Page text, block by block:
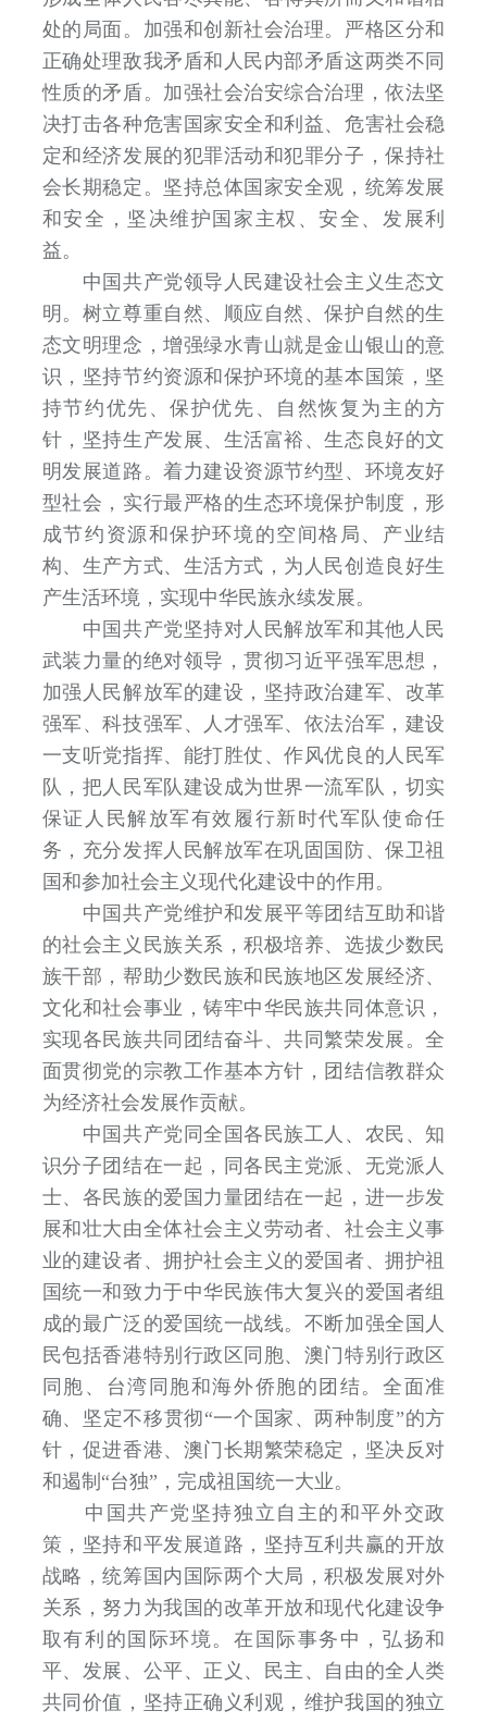
处的局面。加强和创新社会治理。严格区分和
正确处理敌我矛盾和人民内部矛盾这两类不同
性质的矛盾。加强社会治安综合治理，依法坚
决打击各种危害国家安全和利益、危害社会稳
定和经济发展的犯罪活动和犯罪分子，保持社
会长期稳定。坚持总体国家安全观，统筹发展
和安全，坚决维护国家主权、安全、发展利
益。
中国共产党领导人民建设社会主义生态文
明。树立尊重自然、顺应自然、保护自然的生
态文明理念，增强绿水青山就是金山银山的意
识，坚持节约资源和保护环境的基本国策，坚
持节约优先、保护优先、自然恢复为主的方
针，坚持生产发展、生活富裕、生态良好的文
明发展道路。着力建设资源节约型、环境友好
型社会，实行最严格的生态环境保护制度，形
成节约资源和保护环境的空间格局、产业结
构、生产方式、生活方式，为人民创造良好生
产生活环境，实现中华民族永续发展。
中国共产党坚持对人民解放军和其他人民
武装力量的绝对领导，贯彻习近平强军思想，
加强人民解放军的建设，坚持政治建军、改革
强军、科技强军、人才强军、依法治军，建设
一支听党指挥、能打胜仗、作风优良的人民军
队，把人民军队建设成为世界一流军队，切实
保证人民解放军有效履行新时代军队使命任
务，充分发挥人民解放军在巩固国防、保卫祖
国和参加社会主义现代化建设中的作用。
中国共产党维护和发展平等团结互助和谐
的社会主义民族关系，积极培养、选拔少数民
族干部，帮助少数民族和民族地区发展经济、
文化和社会事业，铸牢中华民族共同体意识，
实现各民族共同团结奋斗、共同繁荣发展。全
面贯彻党的宗教工作基本方针，团结信教群众
为经济社会发展作贡献。
中国共产党同全国各民族工人、农民、知
识分子团结在一起，同各民主党派、无党派人
士、各民族的爱国力量团结在一起，进一步发
展和壮大由全体社会主义劳动者、社会主义事
业的建设者、拥护社会主义的爱国者、拥护祖
国统一和致力于中华民族伟大复兴的爱国者组
成的最广泛的爱国统一战线。不断加强全国人
民包括香港特别行政区同胞、澳门特别行政区
同胞、台湾同胞和海外侨胞的团结。全面准
确、坚定不移贯彻“一个国家、两种制度”的方
针，促进香港、澳门长期繁荣稳定，坚决反对
和遏制“台独”，完成祖国统一大业。
中国共产党坚持独立自主的和平外交政
策，坚持和平发展道路，坚持互利共赢的开放
战略，统筹国内国际两个大局，积极发展对外
关系，努力为我国的改革开放和现代化建设争
取有利的国际环境。在国际事务中，弘扬和
平、发展、公平、正义、民主、自由的全人类
共同价值，坚持正确义利观，维护我国的独立